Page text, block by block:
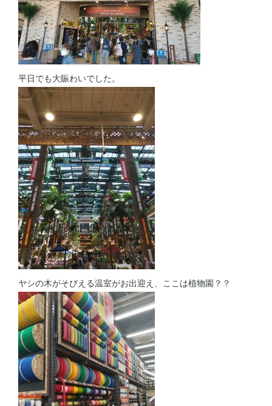
平日でも大賑わいでした。
ヤシの木がそびえる温室がお出迎え、ここは植物園？？